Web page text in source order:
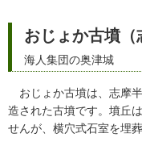
おじょか古墳（
海人集団の奥津城
おじょか古墳は、志摩
造された古墳です。墳丘
せんが、横穴式石室を埋